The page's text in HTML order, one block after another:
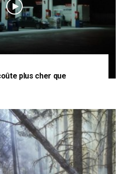
plus cher que